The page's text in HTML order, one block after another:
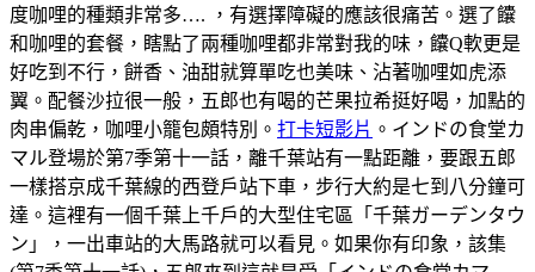
度咖哩的種類非常多…. ，有選擇障礙的應該很痛苦。選了饢
和咖哩的套餐，瞎點了兩種咖哩都非常對我的味，饢Q軟更是
好吃到不行，餅香、油甜就算單吃也美味、沾著咖哩如虎添
翼。配餐沙拉很一般，五郎也有喝的芒果拉希挺好喝，加點的
肉串偏乾，咖哩小籠包頗特別。 打卡短影片 。インドの食堂カ
マル登場於第7季第十一話，離千葉站有一點距離，要跟五郎
一樣搭京成千葉線的西登戶站下車，步行大約是七到八分鐘可
達。這裡有一個千葉上千戶的大型住宅區「千葉ガーデンタウ
ン」，一出車站的大馬路就可以看見。如果你有印象，該集